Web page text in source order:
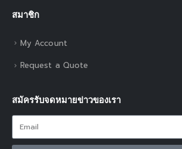
สมาชิก
My Account
Request a Quote
สมัครรับจดหมายข่าวของเรา